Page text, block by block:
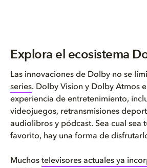
Explora el ecosistema
Las innovaciones de Dolby no se
series. Dolby Vision y Dolby Atmos
experiencia de entretenimiento,
videojuegos, retransmisiones
audiolibros y pódcast. Sea cual sea
favorito, hay una forma de
Muchos televisores actuales ya